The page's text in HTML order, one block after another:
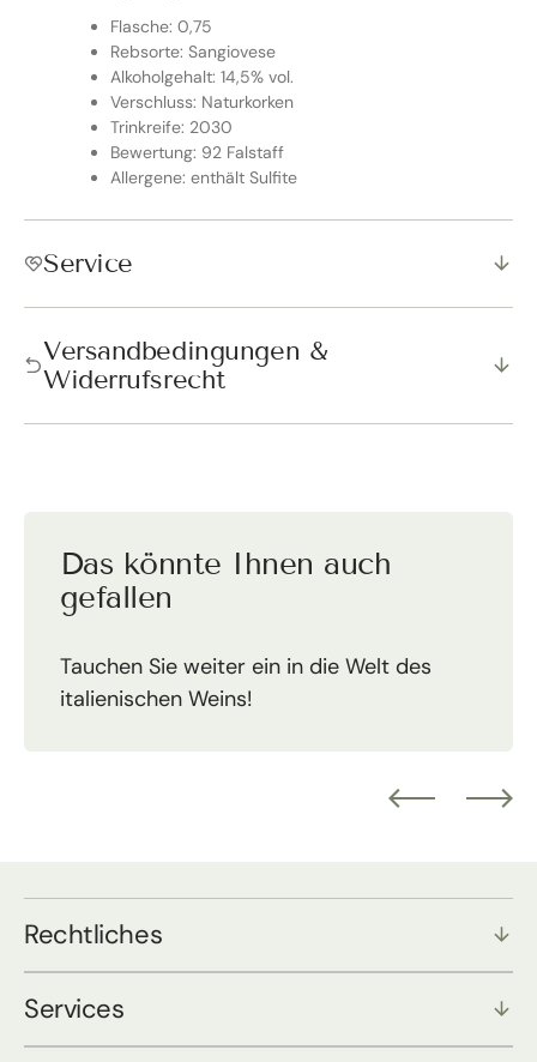
Flasche: 0,75
Rebsorte: Sangiovese
Alkoholgehalt: 14,5% vol.
Verschluss: Naturkorken
Trinkreife: 2030
Bewertung: 92 Falstaff
Allergene: enthält Sulfite
Service
Versandbedingungen &
Widerrufsrecht
Das könnte Ihnen auch
gefallen
Tauchen Sie weiter ein in die Welt des
italienischen Weins!
Rechtliches
Services